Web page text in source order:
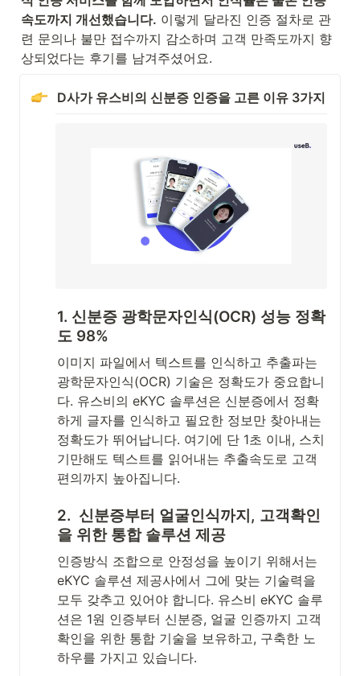
속도까지 개선했습니다. 이렇게 달라진 인증 절차로 관
련 문의나 불만 접수까지 감소하며 고객 만족도까지 향
상되었다는 후기를 남겨주셨어요.
D사가 유스비의 신분증 인증을 고른 이유 3가지
1. 신분증 광학문자인식(OCR) 성능 정확
도 98%
이미지 파일에서 텍스트를 인식하고 추출파는
광학문자인식(OCR) 기술은 정확도가 중요합니
다. 유스비의 eKYC 솔루션은 신분증에서 정확
하게 글자를 인식하고 필요한 정보만 찾아내는
정확도가 뛰어납니다. 여기에 단 1초 이내, 스치
기만해도 텍스트를 읽어내는 추출속도로 고객
편의까지 높아집니다.
2.  신분증부터 얼굴인식까지, 고객확인
을 위한 통합 솔루션 제공
인증방식 조합으로 안정성을 높이기 위해서는
eKYC 솔루션 제공사에서 그에 맞는 기술력을
모두 갖추고 있어야 합니다. 유스비 eKYC 솔루
션은 1원 인증부터 신분증, 얼굴 인증까지 고객
확인을 위한 통합 기술을 보유하고, 구축한 노
하우를 가지고 있습니다.